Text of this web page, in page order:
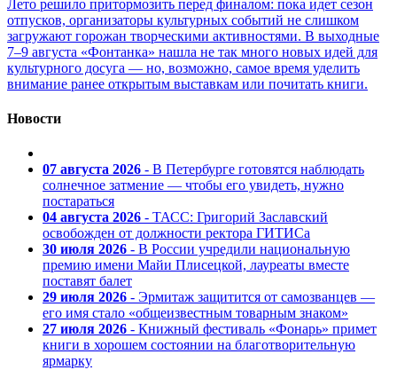
Лето решило притормозить перед финалом: пока идет сезон
отпусков, организаторы культурных событий не слишком
загружают горожан творческими активностями. В выходные
7–9 августа «Фонтанка» нашла не так много новых идей для
культурного досуга — но, возможно, самое время уделить
внимание ранее открытым выставкам или почитать книги.
Новости
07 августа 2026 - В Петербурге готовятся наблюдать
солнечное затмение — чтобы его увидеть, нужно
постараться
04 августа 2026 - ТАСС: Григорий Заславский
освобожден от должности ректора ГИТИСа
30 июля 2026 - В России учредили национальную
премию имени Майи Плисецкой, лауреаты вместе
поставят балет
29 июля 2026 - Эрмитаж защитится от самозванцев —
его имя стало «общеизвестным товарным знаком»
27 июля 2026 - Книжный фестиваль «Фонарь» примет
книги в хорошем состоянии на благотворительную
ярмарку